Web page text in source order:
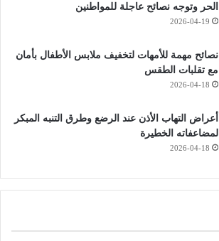
الحر وتوجه نصائح عاجلة للمواطنين
2026-04-19
نصائح مهمة للأمهات لتخفيف ملابس الأطفال بأمان
مع تقلبات الطقس
2026-04-18
أعراض التهاب الأذن عند الرضع وطرق التنبه المبكر
لمضاعفاته الخطيرة
2026-04-18